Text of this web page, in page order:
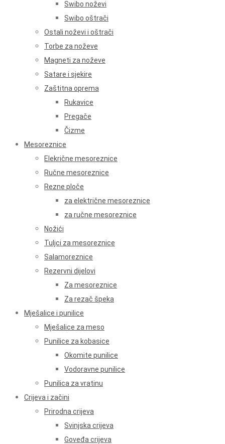
Swibo noževi
Swibo oštrači
Ostali noževi i oštrači
Torbe za noževe
Magneti za noževe
Satare i sjekire
Zaštitna oprema
Rukavice
Pregače
Čizme
Mesoreznice
Elekrične mesoreznice
Ručne mesoreznice
Rezne ploče
za električne mesoreznice
za ručne mesoreznice
Nožići
Tuljci za mesoreznice
Salamoreznice
Rezervni dijelovi
Za mesoreznice
Za rezač špeka
Mješalice i punilice
Mješalice za meso
Punilice za kobasice
Okomite punilice
Vodoravne punilice
Punilica za vratinu
Crijeva i začini
Prirodna crijeva
Svinjska crijeva
Goveđa crijeva